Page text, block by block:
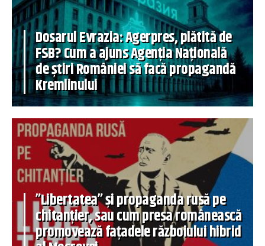
Dosarul Evrazia: Agerpres, plătită de
FSB? Cum a ajuns Agenția Națională
de știri României să facă propagandă
Kremlinului
”Libertatea” și propaganda rusă pe
chitanțier, sau cum presa românească
promovează fațadele războiului hibrid